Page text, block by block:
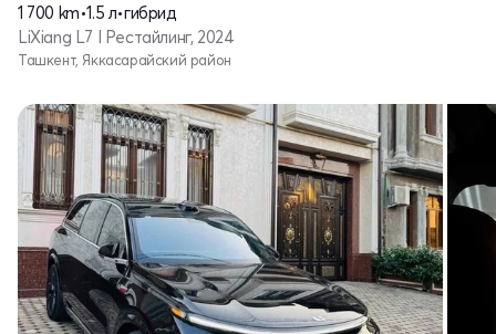
1 700 km•1.5 л•гибрид
LiXiang L7 I Рестайлинг, 2024
Ташкент, Яккасарайский район